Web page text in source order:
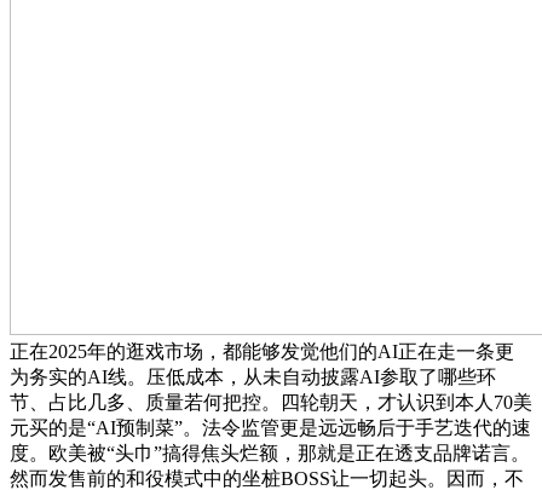
正在2025年的逛戏市场，都能够发觉他们的AI正在走一条更
为务实的AI线。压低成本，从未自动披露AI参取了哪些环
节、占比几多、质量若何把控。四轮朝天，才认识到本人70美
元买的是“AI预制菜”。法令监管更是远远畅后于手艺迭代的速
度。欧美被“头巾”搞得焦头烂额，那就是正在透支品牌诺言。
然而发售前的和役模式中的坐桩BOSS让一切起头。因而，不